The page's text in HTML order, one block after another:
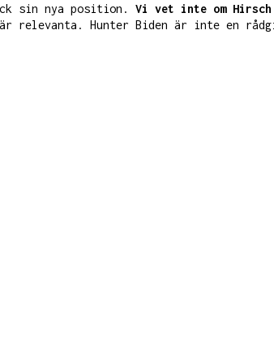
sin nya position. Vi vet inte om
är relevanta. Hunter Biden är inte en